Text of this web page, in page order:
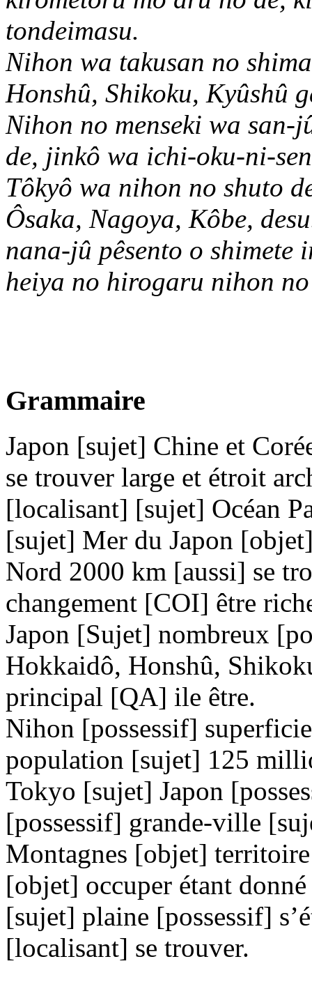
tondeimasu.
Nihon wa takusan no
Honshû, Shikoku, Kyûshû
Nihon no menseki wa san-
de, jinkô wa ichi-oku-ni-
Tôkyô wa nihon no shuto
Ôsaka, Nagoya, Kôbe,
nana-jû pêsento o shimete
heiya no hirogaru nihon
Grammaire
Japon [sujet] Chine et
se trouver large et étroit
[localisant] [sujet] Océan
[sujet] Mer du Japon
Nord 2000 km [aussi] se
changement [COI] être
Japon [Sujet] nombreux
Hokkaidô, Honshû,
principal [QA] ile être.
Nihon [possessif]
population [sujet] 125
Tokyo [sujet] Japon
[possessif] grande-ville
Montagnes [objet]
[objet] occuper étant
[sujet] plaine [possessif]
[localisant] se trouver.